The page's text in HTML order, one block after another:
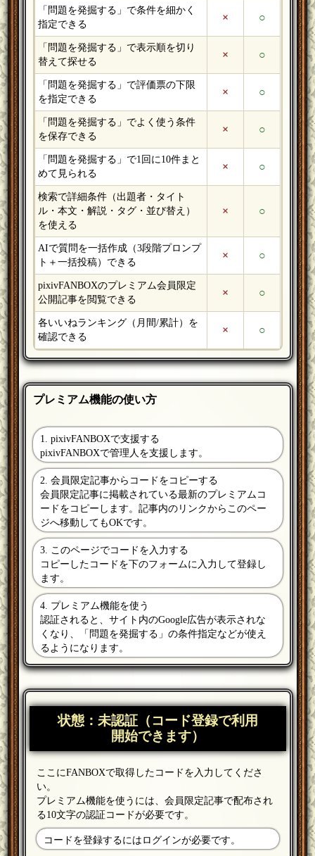
「問題を発掘する」で条件を細かく
指定できる
× ○
「問題を発掘する」で表示順を切り
替えて探せる
× ○
「問題を発掘する」で評価票の下限
を指定できる
× ○
「問題を発掘する」でよく使う条件
を保存できる
× ○
「問題を発掘する」で1回に10件まと
めて見られる
× ○
検索で詳細条件（出題者・タイト
ル・本文・解説・タグ・並び替え）
を使える
× ○
AIで質問を一括作成（3段階プロンプ
ト＋一括投稿）できる
× ○
pixivFANBOXのプレミアム会員限定
公開記事を閲覧できる
× ○
各いいねランキング（月間/累計）を
確認できる
× ○
プレミアム機能の使い方
1. pixivFANBOXで支援する
pixivFANBOXで管理人を支援します。
2. 会員限定記事からコードをコピーする
会員限定記事に掲載されている最新のプレミアムコ
ードをコピーします。記事内のリンクからこのペー
ジへ移動してもOKです。
3. このページでコードを入力する
コピーしたコードを下のフォームに入力して登録し
ます。
4. プレミアム機能を使う
認証されると、サイト内のGoogle広告が表示されな
くなり、「問題を発掘する」の条件指定などが使え
るようになります。
状態：未認証（コード登録で利用
開始できます）
ここにFANBOXで取得したコードを入力してくださ
い。
プレミアム機能を使うには、会員限定記事で配布され
る10文字の認証コードが必要です。
コードを登録するにはログインが必要です。